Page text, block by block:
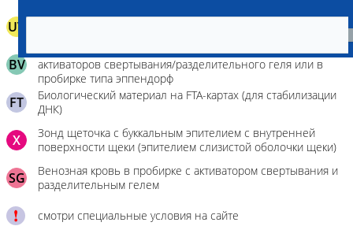
UV
BV
Биологическая жидкость в вакуумной пробирке без
активаторов свертывания/разделительного геля или в
пробирке типа эппендорф
FT
Биологический материал на FTA-картах (для стабилизации
ДНК)
X
Зонд щеточка с буккальным эпителием с внутренней
поверхности щеки (эпителием слизистой оболочки щеки)
SG
Венозная кровь в пробирке с активатором свертывания и
разделительным гелем
смотри специальные условия на сайте